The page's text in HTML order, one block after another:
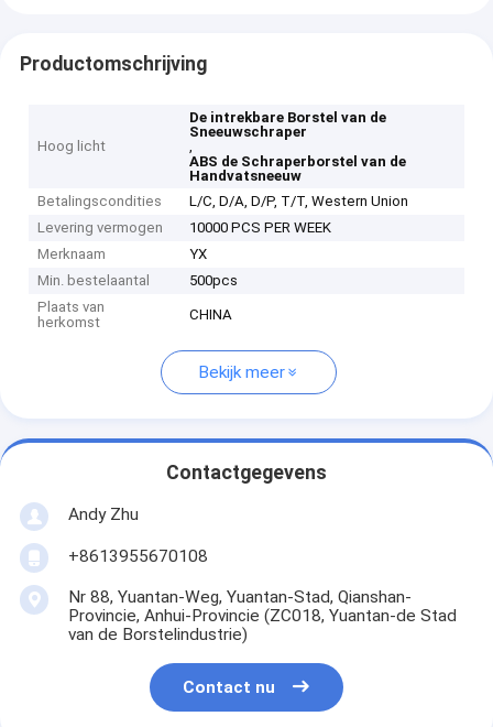
Productomschrijving
Hoog licht
De intrekbare Borstel van de
Sneeuwschraper
,
ABS de Schraperborstel van de
Handvatsneeuw
Betalingscondities
L/C, D/A, D/P, T/T, Western Union
Levering vermogen
10000 PCS PER WEEK
Merknaam
YX
Min. bestelaantal
500pcs
Plaats van
herkomst
CHINA
Bekijk meer
Contactgegevens
Andy Zhu
+8613955670108
Nr 88, Yuantan-Weg, Yuantan-Stad, Qianshan-
Provincie, Anhui-Provincie (ZC018, Yuantan-de Stad
van de Borstelindustrie)
Contact nu